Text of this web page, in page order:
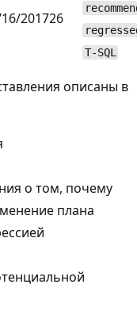
201726
T-SQL
описаны в
о том, почему
плана